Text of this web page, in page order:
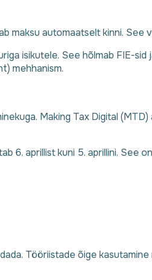
maksu automaatselt kinni. See
isikutele. See hõlmab FIE-
mehhanism.
Making Tax Digital
6. aprillist kuni 5. aprillini. See
Tööriistade õige